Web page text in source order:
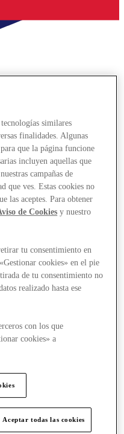
similares
finalidades. Algunas
que la página funcione
incluyen aquellas que
campañas de
que ves. Estas cookies no
las aceptes. Para obtener
de Cookies y nuestro
tu consentimiento en
cookies» en el pie
de tu consentimiento no
realizado hasta ese
con los que
cookies» a
Aceptar todas las cookies